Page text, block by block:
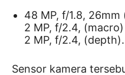
48 MP, f/1.8, 26mm
2 MP, f/2.4, (macro)
2 MP, f/2.4, (depth).
Sensor kamera